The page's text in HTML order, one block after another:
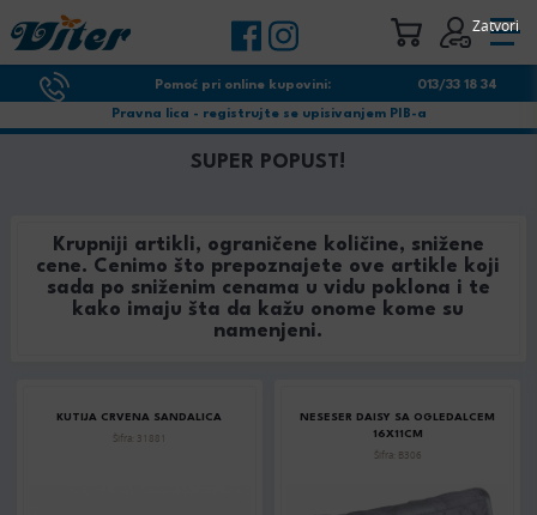
Pomoć pri online kupovini: 013/33 18 34
Pravna lica - registrujte se upisivanjem PIB-a
SUPER POPUST!
Krupniji artikli, ograničene količine, snižene
cene. Cenimo što prepoznajete ove artikle koji
sada po sniženim cenama u vidu poklona i te
kako imaju šta da kažu onome kome su
namenjeni.
KUTIJA CRVENA SANDALICA
Šifra: 31881
NESESER DAISY SA OGLEDALCEM
16X11CM
Šifra: B306
Zatvori